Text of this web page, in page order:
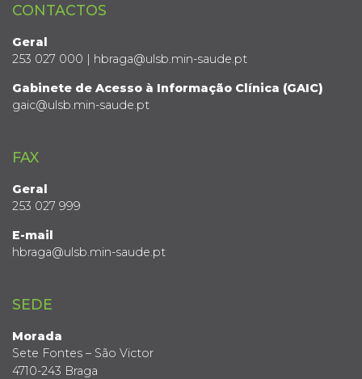
CONTACTOS
Geral
253 027 000 | hbraga@ulsb.min-saude.pt
Gabinete de Acesso à Informação Clínica (GAIC)
gaic@ulsb.min-saude.pt
FAX
Geral
253 027 999
E-mail
hbraga@ulsb.min-saude.pt
SEDE
Morada
Sete Fontes – São Victor
4710-243 Braga